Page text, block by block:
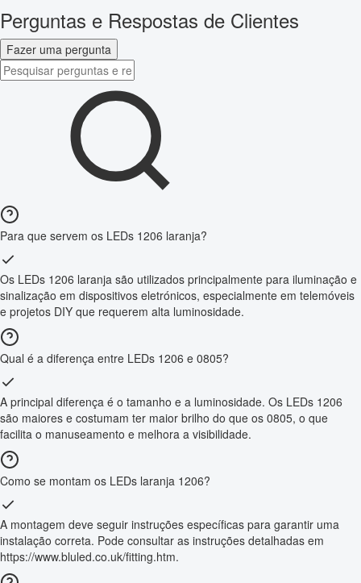
Perguntas e Respostas de Clientes
Fazer uma pergunta
Para que servem os LEDs 1206 laranja?
Os LEDs 1206 laranja são utilizados principalmente para iluminação e
sinalização em dispositivos eletrónicos, especialmente em telemóveis
e projetos DIY que requerem alta luminosidade.
Qual é a diferença entre LEDs 1206 e 0805?
A principal diferença é o tamanho e a luminosidade. Os LEDs 1206
são maiores e costumam ter maior brilho do que os 0805, o que
facilita o manuseamento e melhora a visibilidade.
Como se montam os LEDs laranja 1206?
A montagem deve seguir instruções específicas para garantir uma
instalação correta. Pode consultar as instruções detalhadas em
https://www.bluled.co.uk/fitting.htm.